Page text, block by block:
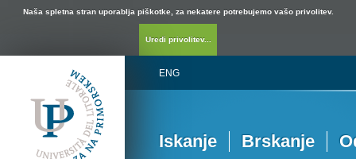
Naša spletna stran uporablja piškotke, za nekatere potrebujemo vašo privolitev.
Uredi privolitev...
ENG
Iskanje Brskanje